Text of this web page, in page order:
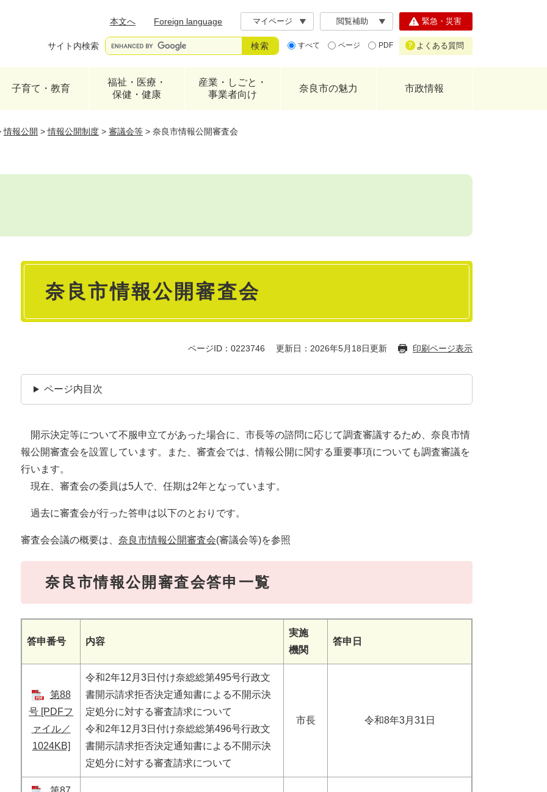
本文へ
Foreign language マイページ 閲覧補助
サイト内検索 すべて ページ PDF
緊急・災害
よくある質問
子育て・教育
福祉・医療・
保健・健康
産業・しごと・
事業者向け
奈良市の魅力 市政情報
情報公開 >情報公開制度 > 審議会等 > 奈良市情報公開審査会
本
奈良市情報公開審査会
ページID：0223746 更新日：2026年5月18日更新 印刷ページ表示
ページ内目次
開示決定等について不服申立てがあった場合に、市長等の諮問に応じて調査審議するため、奈良市情
報公開審査会を設置しています。また、審査会では、情報公開に関する重要事項についても調査審議を
行います。
現在、審査会の委員は5人で、任期は2年となっています。
過去に審査会が行った答申は以下のとおりです。
審査会会議の概要は、 奈良市情報公開審査会(審議会等)を参照
奈良市情報公開審査会答申一覧
答申番号 内容
実施
機関
答申日
第88
号 [PDFフ
ァイル／
1024KB]
令和2年12月3日付け奈総総第495号行政文
書開示請求拒否決定通知書による不開示決
定処分に対する審査請求について
​令和2年12月3日付け奈総総第496号行政文
書開示請求拒否決定通知書による不開示決
定処分に対する審査請求について
市長 令和8年3月31日